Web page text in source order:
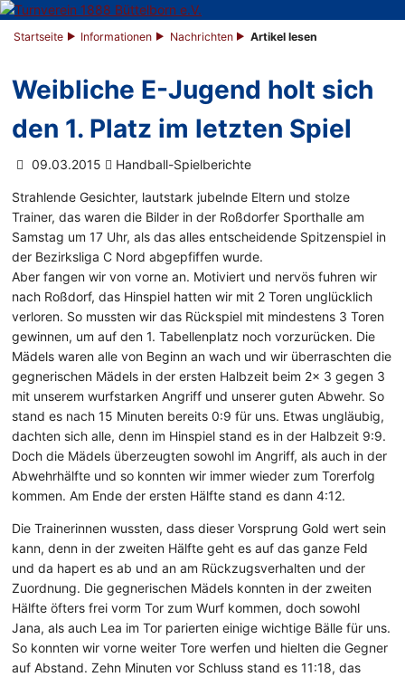
Startseite Informationen Nachrichten Artikel lesen
Weibliche E-Jugend holt sich
den 1. Platz im letzten Spiel
09.03.2015 Handball-Spielberichte
Strahlende Gesichter, lautstark jubelnde Eltern und stolze
Trainer, das waren die Bilder in der Roßdorfer Sporthalle am
Samstag um 17 Uhr, als das alles entscheidende Spitzenspiel in
der Bezirksliga C Nord abgepfiffen wurde.
Aber fangen wir von vorne an. Motiviert und nervös fuhren wir
nach Roßdorf, das Hinspiel hatten wir mit 2 Toren unglücklich
verloren. So mussten wir das Rückspiel mit mindestens 3 Toren
gewinnen, um auf den 1. Tabellenplatz noch vorzurücken. Die
Mädels waren alle von Beginn an wach und wir überraschten die
gegnerischen Mädels in der ersten Halbzeit beim 2x 3 gegen 3
mit unserem wurfstarken Angriff und unserer guten Abwehr. So
stand es nach 15 Minuten bereits 0:9 für uns. Etwas ungläubig,
dachten sich alle, denn im Hinspiel stand es in der Halbzeit 9:9.
Doch die Mädels überzeugten sowohl im Angriff, als auch in der
Abwehrhälfte und so konnten wir immer wieder zum Torerfolg
kommen. Am Ende der ersten Hälfte stand es dann 4:12.
Die Trainerinnen wussten, dass dieser Vorsprung Gold wert sein
kann, denn in der zweiten Hälfte geht es auf das ganze Feld
und da hapert es ab und an am Rückzugsverhalten und der
Zuordnung. Die gegnerischen Mädels konnten in der zweiten
Hälfte öfters frei vorm Tor zum Wurf kommen, doch sowohl
Jana, als auch Lea im Tor parierten einige wichtige Bälle für uns.
So konnten wir vorne weiter Tore werfen und hielten die Gegner
auf Abstand. Zehn Minuten vor Schluss stand es 11:18, das